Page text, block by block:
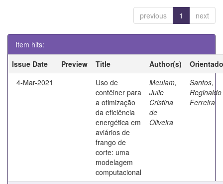
previous 1 next
Item hits:
Issue Date
Preview Title Author(s)
4-Mar-2021
Uso de
contêiner para
a otimização
da eficiência
energética em
aviários de
frango de
corte: uma
modelagem
computacional
Meulam,
Julie
Cristina
de
Oliveira
Santos,
Reginaldo
Ferreira